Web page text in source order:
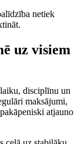
netiek
uz visiem
disciplīnu un
maksājumi,
atjauno